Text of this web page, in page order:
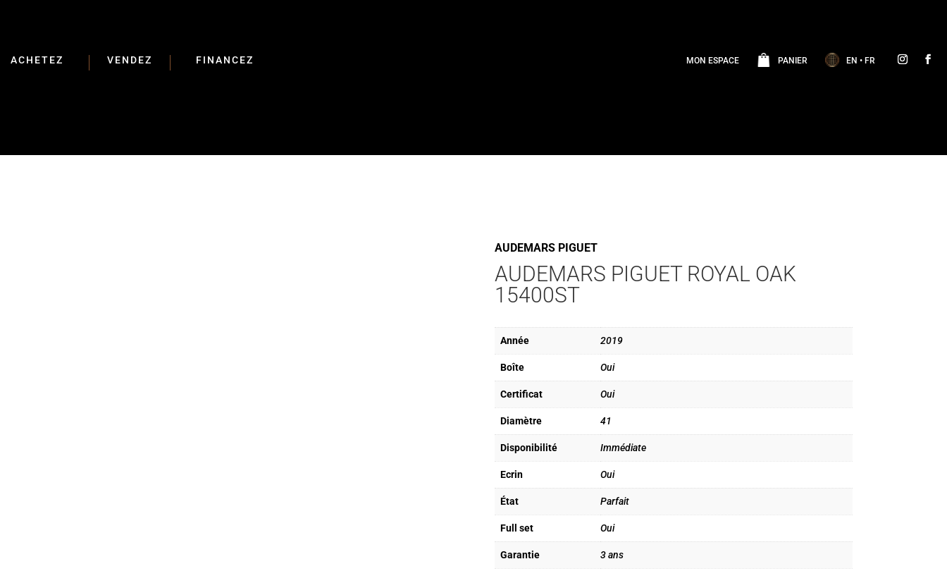
ACHETEZ VENDEZ FINANCEZ EN • FR
PANIER
MON ESPACE
AUDEMARS PIGUET
AUDEMARS PIGUET ROYAL OAK
15400ST
Année 2019
Boîte Oui
Certificat Oui
Diamètre 41
Disponibilité Immédiate
Ecrin Oui
État Parfait
Full set Oui
Garantie 3 ans